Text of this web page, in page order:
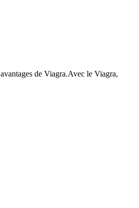
de Viagra.Avec le Viagra,